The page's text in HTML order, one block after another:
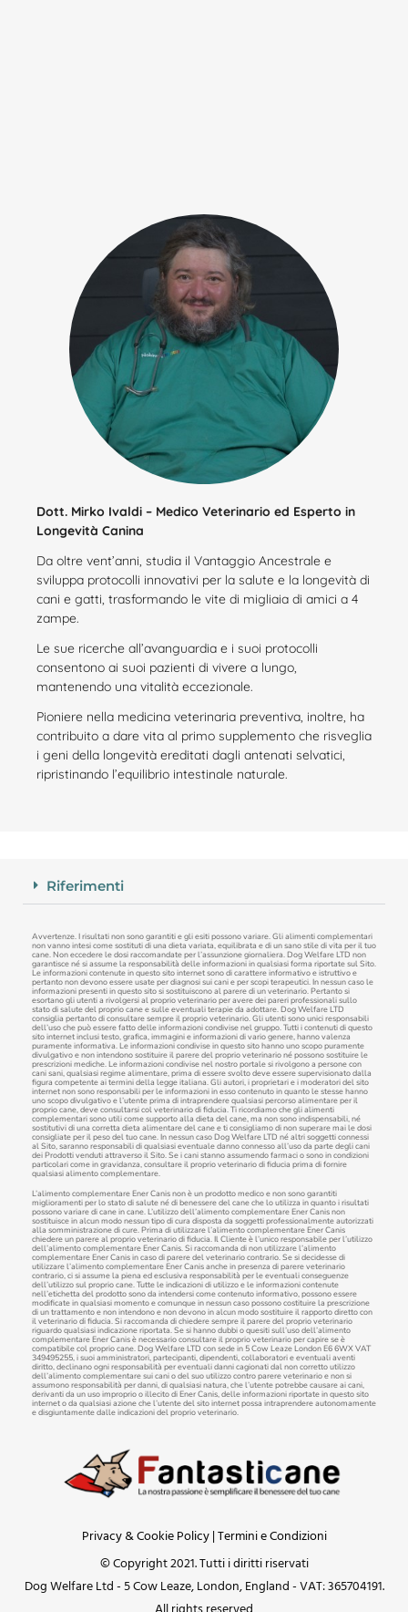
Dott. Mirko Ivaldi – Medico Veterinario ed Esperto in
Longevità Canina
Da oltre vent’anni, studia il Vantaggio Ancestrale e
sviluppa protocolli innovativi per la salute e la longevità di
cani e gatti, trasformando le vite di migliaia di amici a 4
zampe.
Le sue ricerche all’avanguardia e i suoi protocolli
consentono ai suoi pazienti di vivere a lungo,
mantenendo una vitalità eccezionale.
Pioniere nella medicina veterinaria preventiva, inoltre, ha
contribuito a dare vita al primo supplemento che risveglia
i geni della longevità ereditati dagli antenati selvatici,
ripristinando l’equilibrio intestinale naturale.
Riferimenti
Avvertenze. I risultati non sono garantiti e gli esiti possono variare. Gli alimenti complementari
non vanno intesi come sostituti di una dieta variata, equilibrata e di un sano stile di vita per il tuo
cane. Non eccedere le dosi raccomandate per l’assunzione giornaliera. Dog Welfare LTD non
garantisce né si assume la responsabilità delle informazioni in qualsiasi forma riportate sul Sito.
Le informazioni contenute in questo sito internet sono di carattere informativo e istruttivo e
pertanto non devono essere usate per diagnosi sui cani e per scopi terapeutici. In nessun caso le
informazioni presenti in questo sito si sostituiscono al parere di un veterinario. Pertanto si
esortano gli utenti a rivolgersi al proprio veterinario per avere dei pareri professionali sullo
stato di salute del proprio cane e sulle eventuali terapie da adottare. Dog Welfare LTD
consiglia pertanto di consultare sempre il proprio veterinario. Gli utenti sono unici responsabili
dell’uso che può essere fatto delle informazioni condivise nel gruppo. Tutti i contenuti di questo
sito internet inclusi testo, grafica, immagini e informazioni di vario genere, hanno valenza
puramente informativa. Le informazioni condivise in questo sito hanno uno scopo puramente
divulgativo e non intendono sostituire il parere del proprio veterinario né possono sostituire le
prescrizioni mediche. Le informazioni condivise nel nostro portale si rivolgono a persone con
cani sani, qualsiasi regime alimentare, prima di essere svolto deve essere supervisionato dalla
figura competente ai termini della legge italiana. Gli autori, i proprietari e i moderatori del sito
internet non sono responsabili per le informazioni in esso contenuto in quanto le stesse hanno
uno scopo divulgativo e l’utente prima di intraprendere qualsiasi percorso alimentare per il
proprio cane, deve consultarsi col veterinario di fiducia. Ti ricordiamo che gli alimenti
complementari sono utili come supporto alla dieta del cane, ma non sono indispensabili, né
sostitutivi di una corretta dieta alimentare del cane e ti consigliamo di non superare mai le dosi
consigliate per il peso del tuo cane. In nessun caso Dog Welfare LTD né altri soggetti connessi
al Sito, saranno responsabili di qualsiasi eventuale danno connesso all’uso da parte degli cani
dei Prodotti venduti attraverso il Sito. Se i cani stanno assumendo farmaci o sono in condizioni
particolari come in gravidanza, consultare il proprio veterinario di fiducia prima di fornire
qualsiasi alimento complementare.
L’alimento complementare Ener Canis non è un prodotto medico e non sono garantiti
miglioramenti per lo stato di salute né di benessere del cane che lo utilizza in quanto i risultati
possono variare di cane in cane. L’utilizzo dell’alimento complementare Ener Canis non
sostituisce in alcun modo nessun tipo di cura disposta da soggetti professionalmente autorizzati
alla somministrazione di cure. Prima di utilizzare l’alimento complementare Ener Canis
chiedere un parere al proprio veterinario di fiducia. Il Cliente è l’unico responsabile per l’utilizzo
dell’alimento complementare Ener Canis. Si raccomanda di non utilizzare l’alimento
complementare Ener Canis in caso di parere del veterinario contrario. Se si decidesse di
utilizzare l’alimento complementare Ener Canis anche in presenza di parere veterinario
contrario, ci si assume la piena ed esclusiva responsabilità per le eventuali conseguenze
dell’utilizzo sul proprio cane. Tutte le indicazioni di utilizzo e le informazioni contenute
nell’etichetta del prodotto sono da intendersi come contenuto informativo, possono essere
modificate in qualsiasi momento e comunque in nessun caso possono costituire la prescrizione
di un trattamento e non intendono e non devono in alcun modo sostituire il rapporto diretto con
il veterinario di fiducia. Si raccomanda di chiedere sempre il parere del proprio veterinario
riguardo qualsiasi indicazione riportata. Se si hanno dubbi o quesiti sull’uso dell’alimento
complementare Ener Canis è necessario consultare il proprio veterinario per capire se è
compatibile col proprio cane. Dog Welfare LTD con sede in 5 Cow Leaze London E6 6WX VAT
349495255, i suoi amministratori, partecipanti, dipendenti, collaboratori e eventuali aventi
diritto, declinano ogni responsabilità per eventuali danni cagionati dal non corretto utilizzo
dell’alimento complementare sui cani o del suo utilizzo contro parere veterinario e non si
assumono responsabilità per danni, di qualsiasi natura, che l’utente potrebbe causare ai cani,
derivanti da un uso improprio o illecito di Ener Canis, delle informazioni riportate in questo sito
internet o da qualsiasi azione che l’utente del sito internet possa intraprendere autonomamente
e disgiuntamente dalle indicazioni del proprio veterinario.
Privacy & Cookie Policy|Termini e Condizioni
© Copyright 2021. Tutti i diritti riservati
Dog Welfare Ltd - 5 Cow Leaze, London, England - VAT: 365704191.